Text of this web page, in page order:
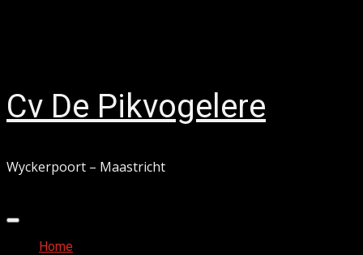
Cv De Pikvogelere
Wyckerpoort – Maastricht
Primair
menuHome